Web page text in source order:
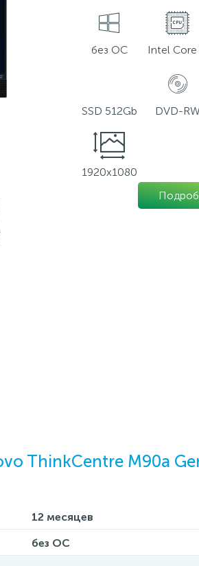
без ОС Intel Core
SSD 512Gb DVD-
1920х1080
ThinkCentre M90a
12 месяцев
без ОС